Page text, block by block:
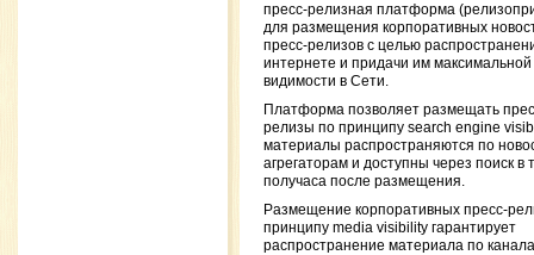
пресс-релизная платформа
для размещения корпоративных
пресс-релизов с целью
интернете и придачи им максимальной
видимости в Сети.
Платформа позволяет размещать
релизы по принципу search engine
материалы распространяются по
агрегаторам и доступны через поиск в
получаса после размещения.
Размещение корпоративных пресс-
принципу media visibility гарантирует
распространение материала по